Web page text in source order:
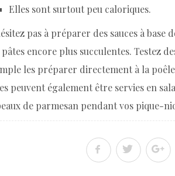
Elles sont surtout peu caloriques.
pas à préparer des sauces à
pâtes encore plus succulentes. Testez
les préparer directement à la
peuvent également être servies en
de parmesan pendant vos pique-